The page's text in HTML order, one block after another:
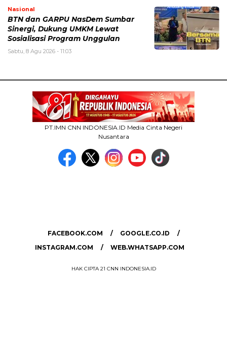
Nasional
BTN dan GARPU NasDem Sumbar
Sinergi, Dukung UMKM Lewat
Sosialisasi Program Unggulan
Sabtu, 8 Agu 2026 - 11:03
PT.IMN CNN INDONESIA.ID Media Cinta Negeri
Nusantara
FACEBOOK.COM
GOOGLE.CO.ID
INSTAGRAM.COM
WEB.WHATSAPP.COM
HAK CIPTA 21 CNN INDONESIA.ID